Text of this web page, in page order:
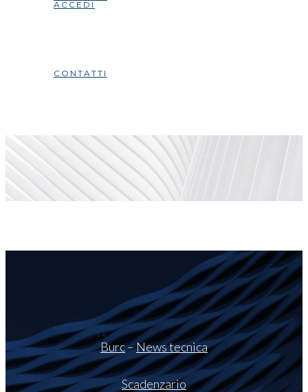
ACCEDI
CONTATTI
Burc–News tecnica
Scadenzario